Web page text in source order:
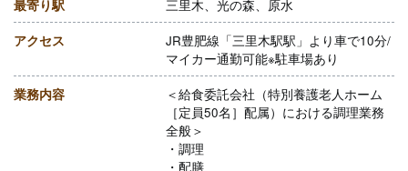
最寄り駅 三里木、光の森、原水
アクセス
JR豊肥線「三里木駅駅」より車で10分/
マイカー通勤可能※駐車場あり
業務内容
＜給食委託会社（特別養護老人ホーム
［定員50名］配属）における調理業務
全般＞
・調理
・配膳